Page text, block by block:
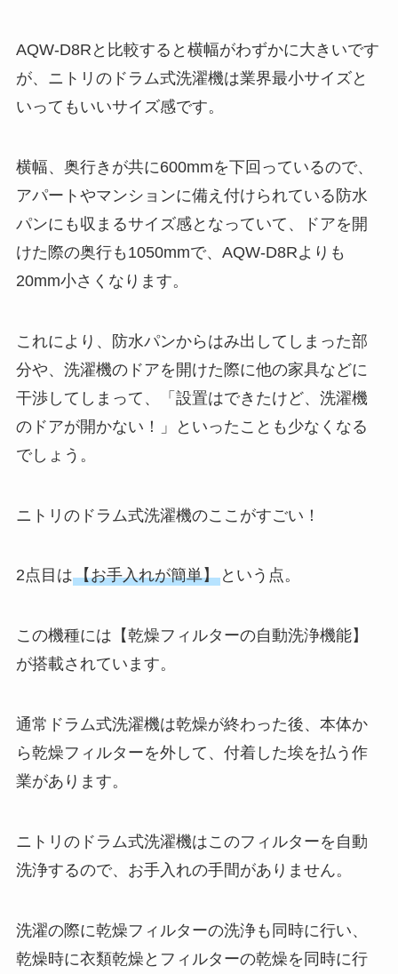
AQW-D8Rと比較すると横幅がわずかに大きいです
が、ニトリのドラム式洗濯機は業界最小サイズと
いってもいいサイズ感です。
横幅、奥行きが共に600mmを下回っているので、
アパートやマンションに備え付けられている防水
パンにも収まるサイズ感となっていて、ドアを開
けた際の奥行も1050mmで、AQW-D8Rよりも
20mm小さくなります。
これにより、防水パンからはみ出してしまった部
分や、洗濯機のドアを開けた際に他の家具などに
干渉してしまって、「設置はできたけど、洗濯機
のドアが開かない！」といったことも少なくなる
でしょう。
ニトリのドラム式洗濯機のここがすごい！
2点目は【お手入れが簡単】という点。
この機種には【乾燥フィルターの自動洗浄機能】
が搭載されています。
通常ドラム式洗濯機は乾燥が終わった後、本体か
ら乾燥フィルターを外して、付着した埃を払う作
業があります。
ニトリのドラム式洗濯機はこのフィルターを自動
洗浄するので、お手入れの手間がありません。
洗濯の際に乾燥フィルターの洗浄も同時に行い、
乾燥時に衣類乾燥とフィルターの乾燥を同時に行